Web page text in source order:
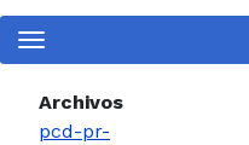
Archivos
pcd-pr-